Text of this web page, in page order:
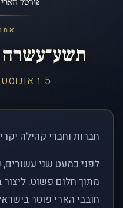
5 באוגוסט 2007 – 2026
חברות וחברי קהילה
מתוך חלום פשוט:
חובבי הארי פוטר